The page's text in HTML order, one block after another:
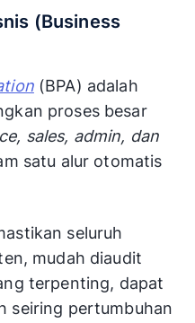
(Business
(BPA) adalah
proses besar
sales, admin, dan
satu alur otomatis
seluruh
mudah diaudit
terpenting, dapat
seiring pertumbuhan